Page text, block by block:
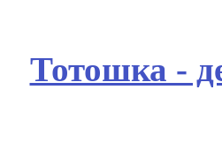
Тотошка -